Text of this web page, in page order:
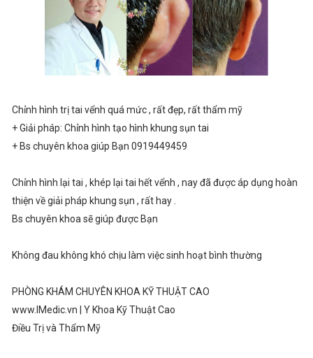
Chỉnh hình trị tai vểnh quá mức , rất đẹp, rất thẩm mỹ
+ Giải pháp: Chỉnh hình tạo hình khung sụn tai
+ Bs chuyên khoa giúp Bạn 0919449459
Chỉnh hình lại tai , khép lại tai hết vểnh , nay đã được áp dụng hoàn
thiện về giải pháp khung sụn , rất hay .
Bs chuyên khoa sẽ giúp được Bạn
Không đau không khó chịu làm việc sinh hoạt bình thường
PHÒNG KHÁM CHUYÊN KHOA KỸ THUẬT CAO
www.IMedic.vn | Y Khoa Kỹ Thuật Cao
Điều Trị và Thẩm Mỹ